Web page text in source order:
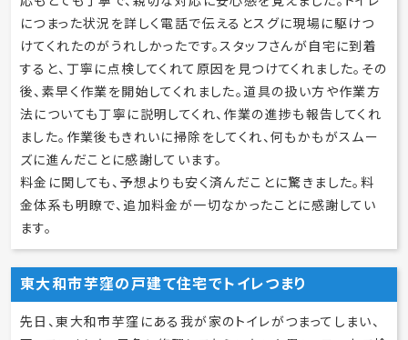
につまった状況を詳しく電話で伝えるとスグに現場に駆けつ
けてくれたのがうれしかったです。スタッフさんが自宅に到着
すると、丁寧に点検してくれて原因を見つけてくれました。その
後、素早く作業を開始してくれました。道具の扱い方や作業方
法についても丁寧に説明してくれ、作業の進捗も報告してくれ
ました。作業後もきれいに掃除をしてくれ、何もかもがスムー
ズに進んだことに感謝しています。
料金に関しても、予想よりも安く済んだことに驚きました。料
金体系も明瞭で、追加料金が一切なかったことに感謝してい
ます。
東大和市芋窪の戸建て住宅でトイレつまり
先日、東大和市芋窪にある我が家のトイレがつまってしまい、